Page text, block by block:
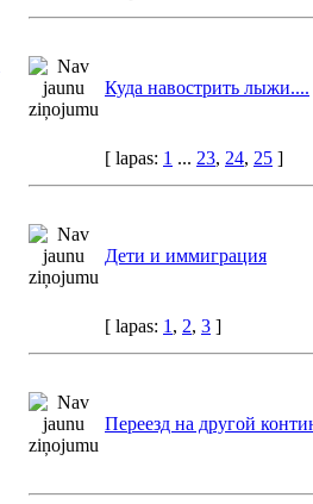
Куда навострить лыжи....
[ lapas: 1 ... 23, 24, 25 ]
Дети и иммиграция
[ lapas: 1 , 2, 3 ]
Переезд на другой